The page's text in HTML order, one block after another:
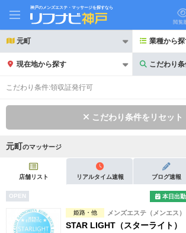
神戸のメンズエステ・マッサージを探すなら
閲覧
元町 業種から
現在地から探す こだわり
こだわり
初回割引あり リピータ
団体割引 ポイント
キャッシュレス決済OK 領収証発行
こだわり条件:領収証発行可
こだわり条件をリセット
元町のマッサージ
店舗リスト リアルタイム速報 ブログ速報
OPEN 本日出
姫路・他 メンズエステ（メンエス）
STAR LIGHT（スターライト）